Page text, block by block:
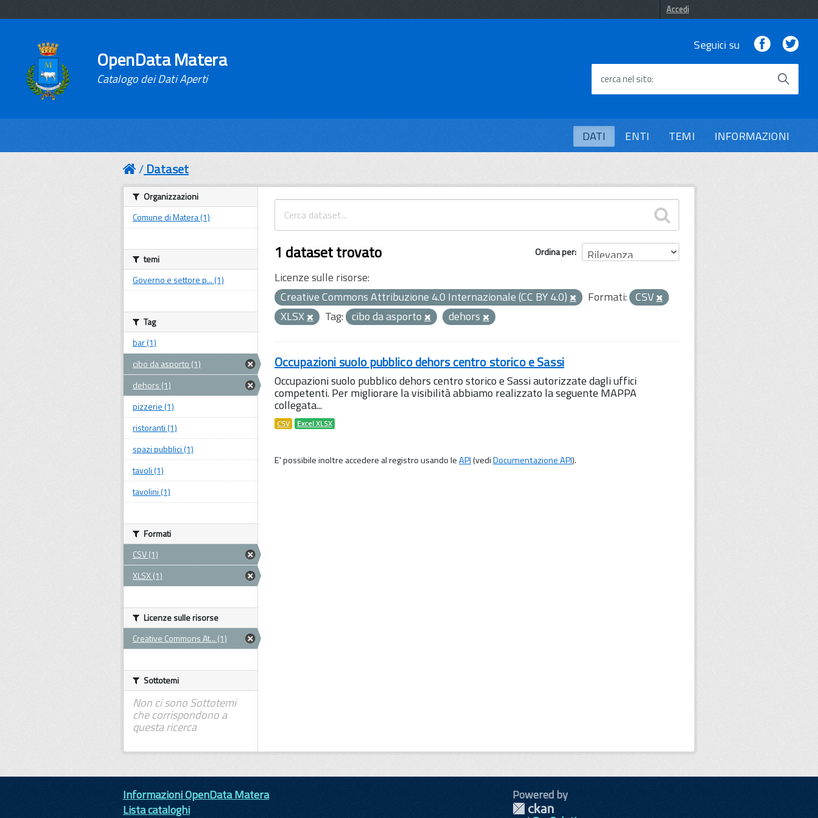
Accedi
OpenData Matera
Catalogo dei Dati Aperti
Seguici su Facebook
cerca nel sito
DATI ENTI TEMI INFORMAZIONI
Dataset
Ordina per
1 dataset trovato
Licenze sulle risorse:
Creative Commons Attribuzione 4.0 Internazionale (CC BY 4.0)
Formati: CSV
XLSX
Tag: cibo da asporto dehors
Occupazioni suolo pubblico dehors centro storico e Sassi
Occupazioni suolo pubblico dehors centro storico e Sassi autorizzate dagli uffici
competenti. Per migliorare la visibilità abbiamo realizzato la seguente MAPPA
collegata...
CSV Excel XLSX
E' possibile inoltre accedere al registro usando leAPI(vediDocumentazione API).
Organizzazioni
Comune di Matera (1)
temi
Governo e settore p... (1)
Tag
bar (1)
cibo da asporto (1)
dehors (1)
pizzerie (1)
ristoranti (1)
spazi pubblici (1)
tavoli (1)
tavolini (1)
Formati
CSV (1)
XLSX (1)
Licenze sulle risorse
Creative Commons At... (1)
Sottotemi
Non ci sono Sottotemi
che corrispondono a
questa ricerca
Informazioni OpenData Matera
Lista cataloghi
Powered by